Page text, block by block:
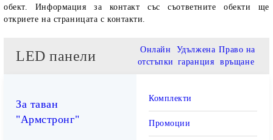
обект. Информация за контакт със съответните обекти ще
откриете на страницата с контакти.
LED панели
Онлайн
отстъпки
Удължена
гаранция
Право на
връщане
За таван
"Армстронг"
Комплекти
Промоции